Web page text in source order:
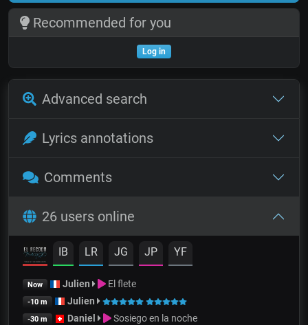
Recommended for you
Log in
Advanced search
Lyrics annotations
Comments
26 users online
IB LR JG JP YF
Now Julien El flete
-10 m Julien
-30 m Daniel Sosiego en la noche